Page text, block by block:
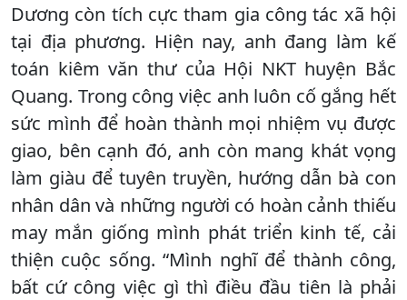
Dương còn tích cực tham gia công tác xã hội
tại địa phương. Hiện nay, anh đang làm kế
toán kiêm văn thư của Hội NKT huyện Bắc
Quang. Trong công việc anh luôn cố gắng hết
sức mình để hoàn thành mọi nhiệm vụ được
giao, bên cạnh đó, anh còn mang khát vọng
làm giàu để tuyên truyền, hướng dẫn bà con
nhân dân và những người có hoàn cảnh thiếu
may mắn giống mình phát triển kinh tế, cải
thiện cuộc sống. “Mình nghĩ để thành công,
bất cứ công việc gì thì điều đầu tiên là phải